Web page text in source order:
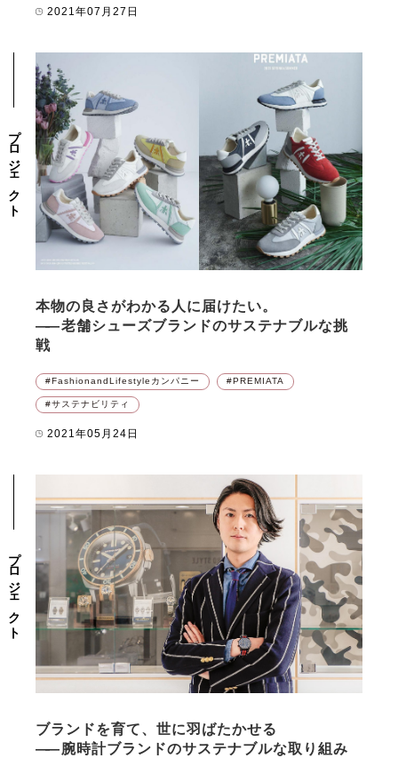
2021年07月27日
プロジェクト
本物の良さがわかる人に届けたい。
―― 老舗シューズブランドのサステナブルな挑
戦
FashionandLifestyleカンパニー PREMIATA
サステナビリティ
2021年05月24日
プロジェクト
ブランドを育て、世に羽ばたかせる
―― 腕時計ブランドのサステナブルな取り組み